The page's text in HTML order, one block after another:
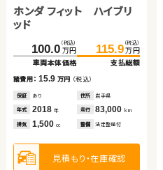
ホンダ フィット ハイブリ
ッド
100.0 （税込）
万円
車両本体価格
115.9 （税込）
万円
支払総額
諸費用：15.9 万円 （税込）
保証 あり 住所 岩手県
年式 2018 年 走行 83,000 km
排気 1,500 cc 整備 法定整備付
見積もり・在庫確認
トヨタ ヴェルファイア ハ
イブリッド
445.0 （税込）
万円
車両本体価格
459.4 （税込）
万円
支払総額
諸費用：14.4 万円 （税込）
保証 あり 住所 岩手県
年式 2020 年 走行 85,600 km
排気 2,500 cc 整備 法定整備付
見積もり・在庫確認
48.7（税込）
万円
57.7 （税込）
万円
諸費用：9.0 万円（税込）
あり 埼玉県
年式 2021年 走行
排気 660 整備 法定整備付
見積もり・在庫確認